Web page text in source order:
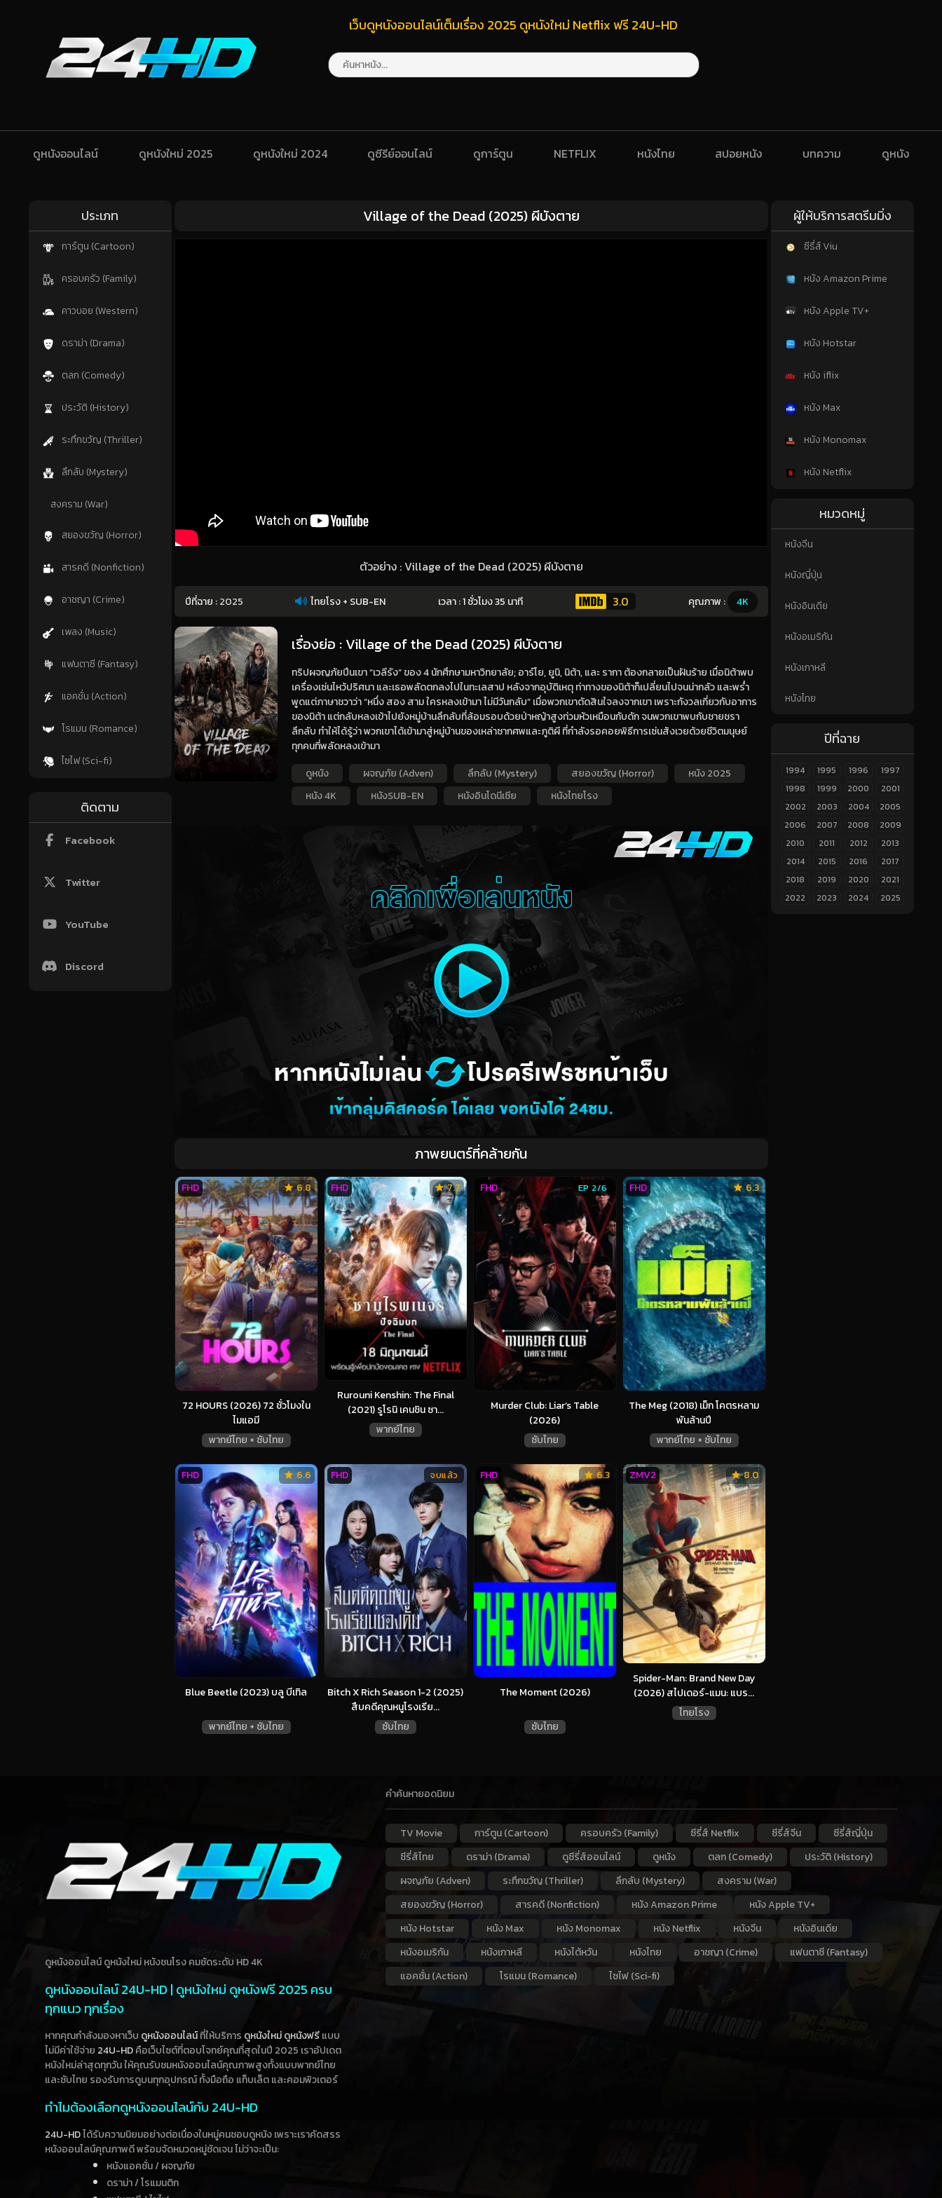
เว็บดูหนังออนไลน์เต็มเรื่อง 2025 ดูหนังใหม่ Netflix ฟรี 24U-HD
ดูหนังออนไลน์ ดูหนังใหม่ 2025 ดูหนังใหม่ 2024 ดูซีรีย์ออนไลน์ ดูการ์ตูน NETFLIX หนังไทย สปอยหนัง บทความ ดูหนัง
ประเภท
การ์ตูน (Cartoon)
ครอบครัว (Family)
คาวบอย (Western)
ดราม่า (Drama)
ตลก (Comedy)
ประวัติ (History)
ระทึกขวัญ (Thriller)
ลึกลับ (Mystery)
สงคราม (War)
สยองขวัญ (Horror)
สารคดี (Nonfiction)
อาชญา (Crime)
เพลง (Music)
แฟนตาซี (Fantasy)
แอคชั่น (Action)
โรแมน (Romance)
ไซไฟ (Sci-fi)
ติดตาม
Facebook
Twitter
YouTube
Discord
Village of the Dead (2025) ผีบังตาย
ตัวอย่าง : Village of the Dead (2025) ผีบังตาย
ปีที่ฉาย :2025 ไทยโรง + SUB-EN เวลา : 1 ชั่วโมง 35 นาที 3.0 คุณภาพ : 4K
เรื่องย่อ : Village of the Dead (2025) ผีบังตาย
ทริปผจญภัยปีนเขา “เวลีรัง” ของ 4 นักศึกษามหาวิทยาลัย; อาร์โย, ยูนิ, นิต้า, และ รากา ต้องกลายเป็นฝันร้าย เมื่อนิต้าพบ
เครื่องเซ่นไหว้ปริศนา และเธอพลัดตกลงไปในทะเลสาป หลังจากอุบัติเหตุ ท่าทางของนิต้าก็เปลี่ยนไปจนน่ากลัว และพร่ำ
พูดแต่ภาษาชวาว่า “หนึ่ง สอง สาม ใครหลงเข้ามา ไม่มีวันกลับ” เมื่อพวกเขาตัดสินใจลงจากเขา เพราะกังวลเกี่ยวกับอาการ
ของนิต้า แต่กลับหลงเข้าไปยังหมู่บ้านลึกลับที่ล้อมรอบด้วยป่าหญ้าสูงท่วมหัวเหมือนกับดัก จนพวกเขาพบกับชายชรา
ลึกลับ ทำให้ได้รู้ว่า พวกเขาได้เข้ามาสู่หมู่บ้านของเหล่าซากศพและภูติผี ที่กำลังรอคอยพิธีการเซ่นสังเวยด้วยชีวิตมนุษย์
ทุกคนที่พลัดหลงเข้ามา
ดูหนัง
ผจญภัย (Adven) ลึกลับ (Mystery) สยองขวัญ (Horror)
หนัง 2025
หนัง 4K
หนังSUB-EN หนังอินโดนีเซีย หนังไทยโรง
ภาพยนตร์ที่คล้ายกัน
72 HOURS (2026) 72 ชั่วโมงใน
ไมแอมี
พากย์ไทย + ซับไทย
6.8
FHD
Rurouni Kenshin: The Final
(2021) รูโรนิ เคนชิน ซา...
พากย์ไทย
7.7
FHD
Murder Club: Liar’s Table
(2026)
ซับไทย
EP 2/6
FHD
The Meg (2018) เม็ก โคตรหลาม
พันล้านปี
พากย์ไทย + ซับไทย
6.3
FHD
Blue Beetle (2023) บลู บีเทิล
พากย์ไทย + ซับไทย
6.6
FHD
Bitch X Rich Season 1-2 (2025)
สืบคดีคุณหนูโรงเรีย...
ซับไทย
จบแล้ว
FHD
The Moment (2026)
ซับไทย
6.3
FHD
Spider-Man: Brand New Day
(2026) สไปเดอร์-แมน: แบร...
ไทยโรง
8.0
ZMV2
ผู้ให้บริการสตรีมมิ่ง
ซีรี่ส์ Viu
หนัง Amazon Prime
หนัง Apple TV+
หนัง Hotstar
หนัง iflix
หนัง Max
หนัง Monomax
หนัง Netflix
หมวดหมู่
หนังจีน
หนังญี่ปุ่น
หนังอินเดีย
หนังอเมริกัน
หนังเกาหลี
หนังไทย
ปีที่ฉาย
1994 1995 1996
1997
1998
1999 2000
2001
2002
2003 2004
2005
2006
2007 2008
2009
2010
2011 2012
2013
2014
2015 2016
2017
2018
2019 2020
2021
2022
2023 2024 2025
ดูหนังออนไลน์ ดูหนังใหม่ หนังชนโรง คมชัดระดับ HD 4K
ดูหนังออนไลน์ 24U-HD | ดูหนังใหม่ ดูหนังฟรี 2025 ครบ
ทุกแนว ทุกเรื่อง
หากคุณกำลังมองหาเว็บ ดูหนังออนไลน์ที่ให้บริการ ดูหนังใหม่ดูหนังฟรีแบบ
ไม่มีค่าใช้จ่าย 24U-HDคือเว็บไซต์ที่ตอบโจทย์คุณที่สุดในปี 2025 เราอัปเดต
หนังใหม่ล่าสุดทุกวัน ให้คุณรับชมหนังออนไลน์คุณภาพสูงทั้งแบบพากย์ไทย
และซับไทย รองรับการดูบนทุกอุปกรณ์ ทั้งมือถือ แท็บเล็ต และคอมพิวเตอร์
ทำไมต้องเลือกดูหนังออนไลน์กับ 24U-HD
24U-HDได้รับความนิยมอย่างต่อเนื่องในหมู่คนชอบดูหนัง เพราะเราคัดสรร
หนังออนไลน์คุณภาพดี พร้อมจัดหมวดหมู่ชัดเจน ไม่ว่าจะเป็น:
หนังแอคชั่น / ผจญภัย
ดราม่า / โรแมนติก
คำค้นหายอดนิยม
TV Movie การ์ตูน (Cartoon) ครอบครัว (Family) ซีรี่ส์ Netflix ซีรี่ส์จีน
ซีรี่ส์ญี่ปุ่น
ซีรี่ส์ไทย
ดราม่า (Drama) ดูซีรี่ส์ออนไลน์ ดูหนัง ตลก (Comedy)
ประวัติ (History)
ผจญภัย (Adven)
ระทึกขวัญ (Thriller) ลึกลับ (Mystery)
สงคราม (War)
สยองขวัญ (Horror)
สารคดี (Nonfiction) หนัง Amazon Prime
หนัง Apple TV+
หนัง Hotstar
หนัง Max หนัง Monomax หนัง Netflix หนังจีน
หนังอินเดีย
หนังอเมริกัน
หนังเกาหลี หนังไต้หวัน หนังไทย อาชญา (Crime)
แฟนตาซี (Fantasy)
แอคชั่น (Action)
โรแมน (Romance) ไซไฟ (Sci-fi)